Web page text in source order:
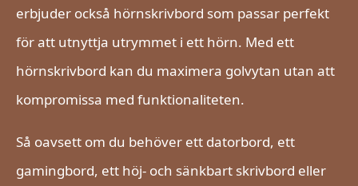
erbjuder också hörnskrivbord som passar perfekt
för att utnyttja utrymmet i ett hörn. Med ett
hörnskrivbord kan du maximera golvytan utan att
kompromissa med funktionaliteten.
Så oavsett om du behöver ett datorbord, ett
gamingbord, ett höj- och sänkbart skrivbord eller